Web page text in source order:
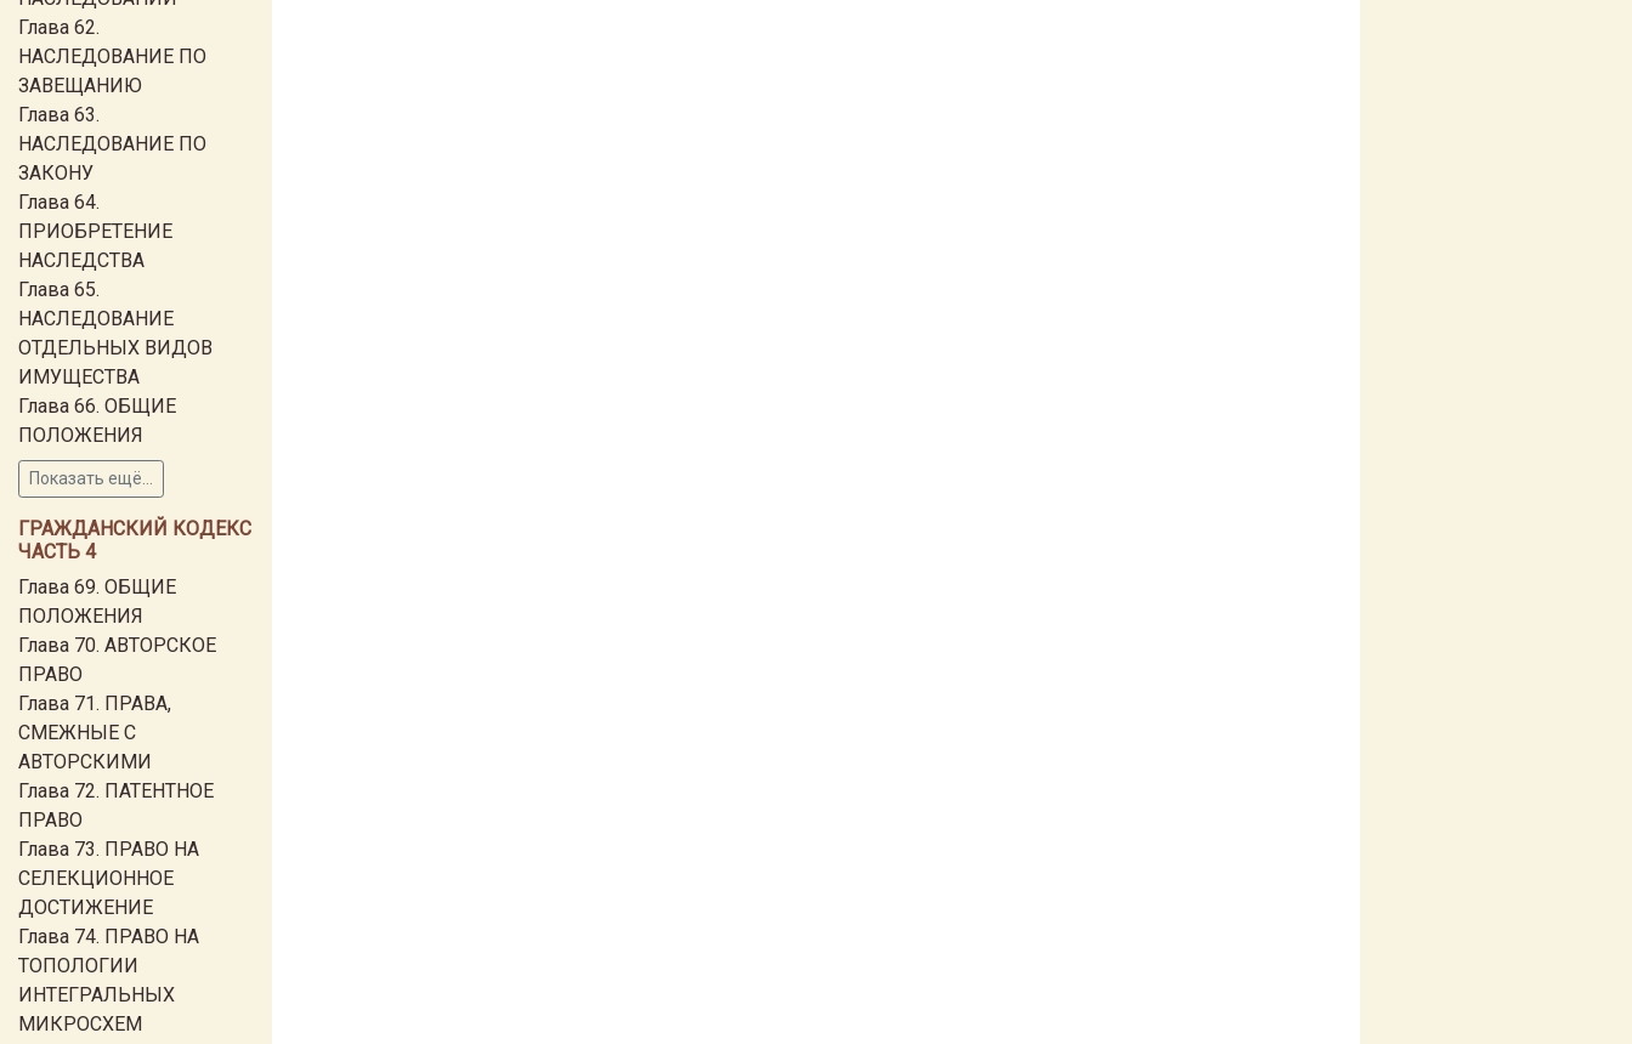
Глава 62.
НАСЛЕДОВАНИЕ ПО
ЗАВЕЩАНИЮ
Глава 63.
НАСЛЕДОВАНИЕ ПО
ЗАКОНУ
Глава 64.
ПРИОБРЕТЕНИЕ
НАСЛЕДСТВА
Глава 65.
НАСЛЕДОВАНИЕ
ОТДЕЛЬНЫХ ВИДОВ
ИМУЩЕСТВА
Глава 66. ОБЩИЕ
ПОЛОЖЕНИЯ
Показать ещё...
ГРАЖДАНСКИЙ КОДЕКС
ЧАСТЬ 4
Глава 69. ОБЩИЕ
ПОЛОЖЕНИЯ
Глава 70. АВТОРСКОЕ
ПРАВО
Глава 71. ПРАВА,
СМЕЖНЫЕ С
АВТОРСКИМИ
Глава 72. ПАТЕНТНОЕ
ПРАВО
Глава 73. ПРАВО НА
СЕЛЕКЦИОННОЕ
ДОСТИЖЕНИЕ
Глава 74. ПРАВО НА
ТОПОЛОГИИ
ИНТЕГРАЛЬНЫХ
МИКРОСХЕМ